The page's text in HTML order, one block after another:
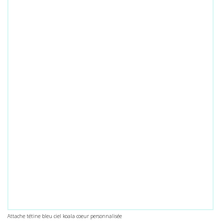
Attache tétine bleu ciel koala coeur personnalisée